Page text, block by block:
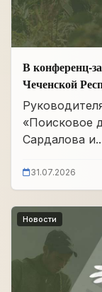
В конференц-
Чеченской
прошло
«Поисковое
Сардалова
31.07.2026
Новости